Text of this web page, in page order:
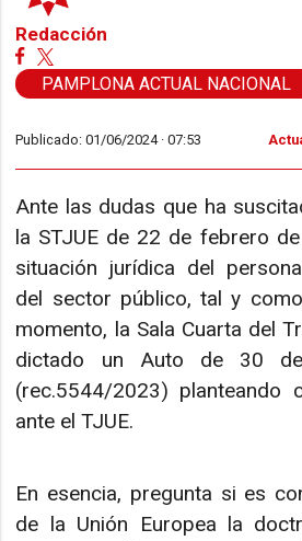
Redacción
PAMPLONA ACTUAL NACIONAL
Publicado: 01/06/2024 ·07:53
Ante las dudas que ha
la STJUE de 22 de febrero
situación jurídica del
del sector público, tal y
momento, la Sala Cuarta del
dictado un Auto de 30
(rec.5544/2023) planteando
ante el TJUE.
En esencia, pregunta si es
de la Unión Europea la